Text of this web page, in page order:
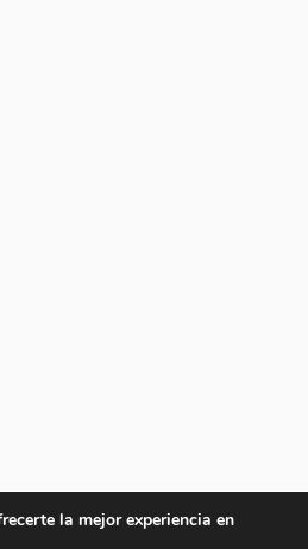
la mejor experiencia en